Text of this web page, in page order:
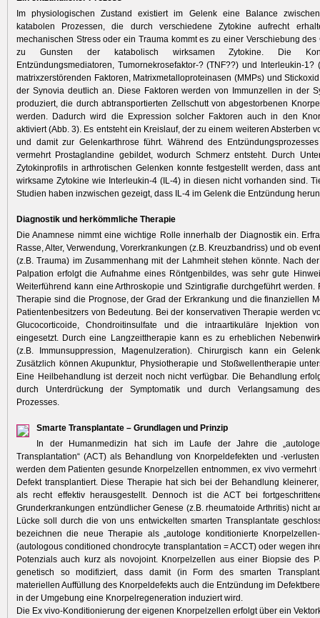
Im physiologischen Zustand existiert im Gelenk eine Balance
katabolen Prozessen, die durch verschiedene Zytokine aufrecht
mechanischen Stress oder ein Trauma kommt es zu einer Verschiebung des
zu Gunsten der katabolisch wirksamen Zytokine. Die
Entzündungsmediatoren, Tumornekrosefaktor-? (TNF??) und Interleukin-1?
matrixzerstörenden Faktoren, Matrixmetalloproteinasen (MMPs) und
der Synovia deutlich an. Diese Faktoren werden von Immunzellen in der
produziert, die durch abtransportierten Zellschutt von abgestorbenen
werden. Dadurch wird die Expression solcher Faktoren auch in den
aktiviert (Abb. 3). Es entsteht ein Kreislauf, der zu einem weiteren Absterben
und damit zur Gelenkarthrose führt. Während des
vermehrt Prostaglandine gebildet, wodurch Schmerz entsteht. Durch
Zytokinprofils in arthrotischen Gelenken konnte festgestellt werden, dass
wirksame Zytokine wie Interleukin-4 (IL-4) in diesen nicht vorhanden sind.
Studien haben inzwischen gezeigt, dass IL-4 im Gelenk die Entzündung
Diagnostik und herkömmliche Therapie
Die Anamnese nimmt eine wichtige Rolle innerhalb der Diagnostik ein.
Rasse, Alter, Verwendung, Vorerkrankungen (z.B. Kreuzbandriss) und ob
(z.B. Trauma) im Zusammenhang mit der Lahmheit stehen könnte. Nach
Palpation erfolgt die Aufnahme eines Röntgenbildes, was sehr gute
Weiterführend kann eine Arthroskopie und Szintigrafie durchgeführt werden.
Therapie sind die Prognose, der Grad der Erkrankung und die finanziellen
Patientenbesitzers von Bedeutung. Bei der konservativen Therapie werden
Glucocorticoide, Chondroitinsulfate und die intraartikuläre Injektion
eingesetzt. Durch eine Langzeittherapie kann es zu erheblichen
(z.B. Immunsuppression, Magenulzeration). Chirurgisch kann ein
Zusätzlich können Akupunktur, Physiotherapie und Stoßwellentherapie
Eine Heilbehandlung ist derzeit noch nicht verfügbar. Die Behandlung
durch Unterdrückung der Symptomatik und durch Verlangsamung
Prozesses.
Smarte Transplantate – Grundlagen und Prinzip
In der Humanmedizin hat sich im Laufe der Jahre die
Transplantation“ (ACT) als Behandlung von Knorpeldefekten und -
werden dem Patienten gesunde Knorpelzellen entnommen, ex vivo
Defekt transplantiert. Diese Therapie hat sich bei der Behandlung
als recht effektiv herausgestellt. Dennoch ist die ACT bei
Grunderkrankungen entzündlicher Genese (z.B. rheumatoide Arthritis) nicht
Lücke soll durch die von uns entwickelten smarten Transplantate
bezeichnen die neue Therapie als „autologe konditionierte Knorpelzellen-
(autologous conditioned chondrocyte transplantation = ACCT) oder wegen
Potenzials auch kurz als novojoint. Knorpelzellen aus einer Biopsie des
genetisch so modifiziert, dass damit (in Form des smarten
materiellen Auffüllung des Knorpeldefekts auch die Entzündung im
in der Umgebung eine Knorpelregeneration induziert wird.
Die Ex vivo-Konditionierung der eigenen Knorpelzellen erfolgt über ein